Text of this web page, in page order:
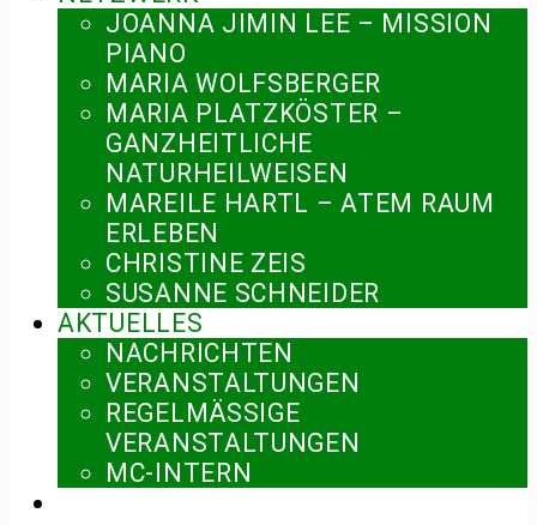
JOANNA JIMIN LEE – MISSION
PIANO
MARIA WOLFSBERGER
MARIA PLATZKÖSTER –
GANZHEITLICHE
NATURHEILWEISEN
MAREILE HARTL – ATEM RAUM
ERLEBEN
CHRISTINE ZEIS
SUSANNE SCHNEIDER
AKTUELLES
NACHRICHTEN
VERANSTALTUNGEN
REGELMÄSSIGE V
ERANSTALTUNGEN
MC-INTERN